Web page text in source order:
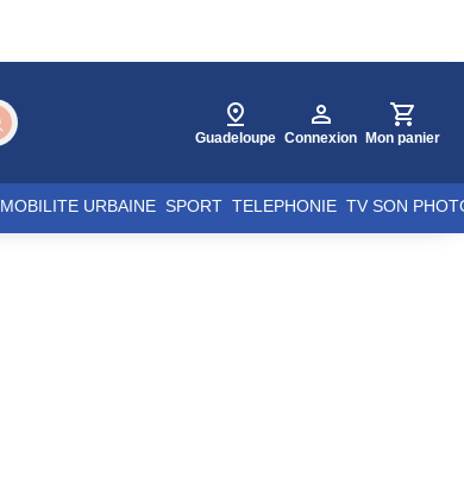
Guadeloupe Connexion Mon panier
MOBILITE URBAINE SPORT TELEPHONIE TV SON